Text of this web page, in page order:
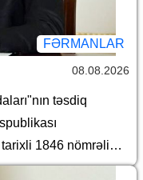
FƏRMANLAR
08.08.2026
təsdiq
1846 nömrəli